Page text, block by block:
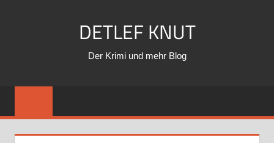
DETLEF KNUT
Der Krimi und mehr Blog